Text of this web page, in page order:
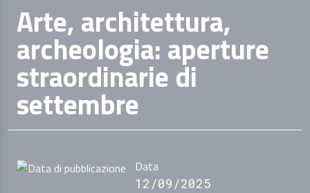
Arte, architettura,
archeologia: aperture
straordinarie di
settembre
Data
12/09/2025